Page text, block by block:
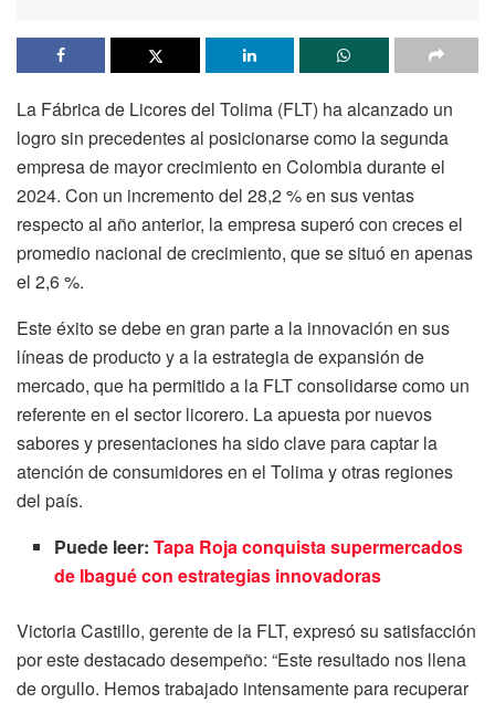
La Fábrica de Licores del Tolima (FLT) ha alcanzado un
logro sin precedentes al posicionarse como la segunda
empresa de mayor crecimiento en Colombia durante el
2024. Con un incremento del 28,2 % en sus ventas
respecto al año anterior, la empresa superó con creces el
promedio nacional de crecimiento, que se situó en apenas
el 2,6 %.
Este éxito se debe en gran parte a la innovación en sus
líneas de producto y a la estrategia de expansión de
mercado, que ha permitido a la FLT consolidarse como un
referente en el sector licorero. La apuesta por nuevos
sabores y presentaciones ha sido clave para captar la
atención de consumidores en el Tolima y otras regiones
del país.
Puede leer:Tapa Roja conquista supermercados
de Ibagué con estrategias innovadoras
Victoria Castillo, gerente de la FLT, expresó su satisfacción
por este destacado desempeño: “Este resultado nos llena
de orgullo. Hemos trabajado intensamente para recuperar